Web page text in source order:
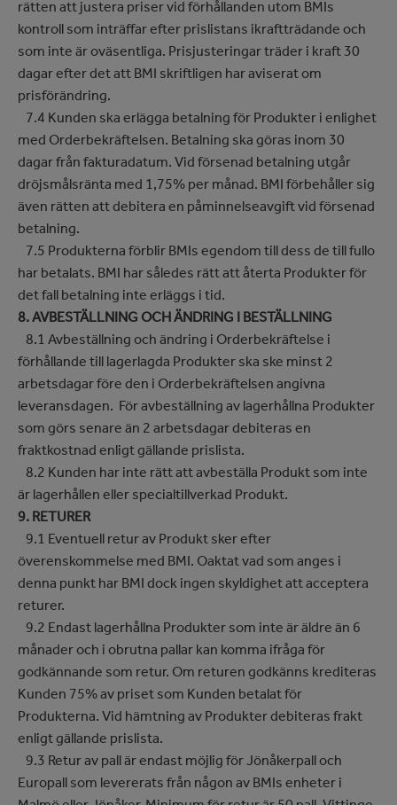
rätten att justera priser vid förhållanden utom BMIs
kontroll som inträffar efter prislistans ikraftträdande och
som inte är oväsentliga. Prisjusteringar träder i kraft 30
dagar efter det att BMI skriftligen har aviserat om
prisförändring.
7.4 Kunden ska erlägga betalning för Produkter i enlighet
med Orderbekräftelsen. Betalning ska göras inom 30
dagar från fakturadatum. Vid försenad betalning utgår
dröjsmålsränta med 1,75% per månad. BMI förbehåller sig
även rätten att debitera en påminnelseavgift vid försenad
betalning.
7.5 Produkterna förblir BMIs egendom till dess de till fullo
har betalats. BMI har således rätt att återta Produkter för
det fall betalning inte erläggs i tid.
8. AVBESTÄLLNING OCH ÄNDRING I BESTÄLLNING
8.1 Avbeställning och ändring i Orderbekräftelse i
förhållande till lagerlagda Produkter ska ske minst 2
arbetsdagar före den i Orderbekräftelsen angivna
leveransdagen. För avbeställning av lagerhållna Produkter
som görs senare än 2 arbetsdagar debiteras en
fraktkostnad enligt gällande prislista.
8.2 Kunden har inte rätt att avbeställa Produkt som inte
är lagerhållen eller specialtillverkad Produkt.
9. RETURER
9.1 Eventuell retur av Produkt sker efter
överenskommelse med BMI. Oaktat vad som anges i
denna punkt har BMI dock ingen skyldighet att acceptera
returer.
9.2 Endast lagerhållna Produkter som inte är äldre än 6
månader och i obrutna pallar kan komma ifråga för
godkännande som retur. Om returen godkänns krediteras
Kunden 75% av priset som Kunden betalat för
Produkterna. Vid hämtning av Produkter debiteras frakt
enligt gällande prislista.
9.3 Retur av pall är endast möjlig för Jönåkerpall och
Europall som levererats från någon av BMIs enheter i